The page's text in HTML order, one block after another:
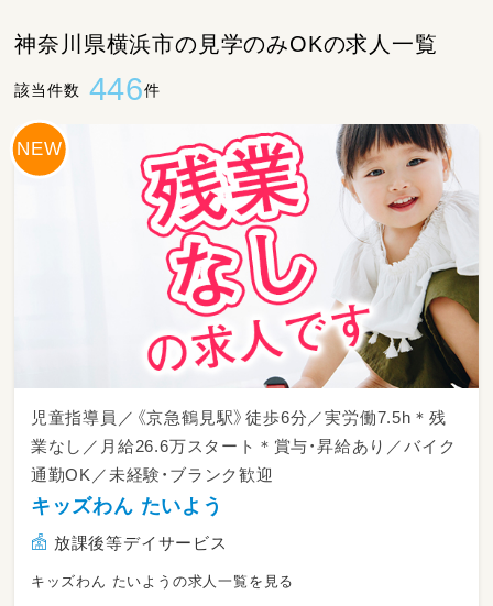
神奈川県横浜市の見学のみOKの求人一覧
該当件数 446件
児童指導員／《京急鶴見駅》徒歩6分／実労働7.5h＊残
業なし／月給26.6万スタート＊賞与・昇給あり／バイク
通勤OK／未経験・ブランク歓迎
キッズわん たいよう
放課後等デイサービス
キッズわん たいようの求人一覧を見る